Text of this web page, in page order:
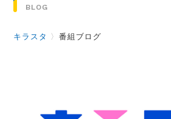
BLOG
キラスタ 〉番組ブログ